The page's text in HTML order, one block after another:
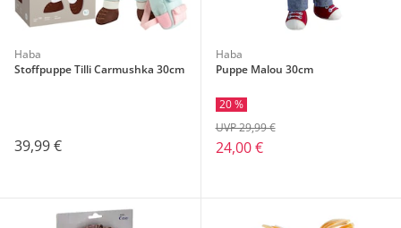
Haba
Stoffpuppe Tilli Carmushka 30cm
39,99 €
Haba
Puppe Malou 30cm
20 %
24,00 €
UVP 29,99 €